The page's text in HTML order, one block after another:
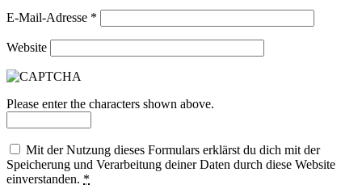
E-Mail-Adresse *
Website
Please enter the characters shown above.
Mit der Nutzung dieses Formulars erklärst du dich mit der
Speicherung und Verarbeitung deiner Daten durch diese Website
einverstanden. *